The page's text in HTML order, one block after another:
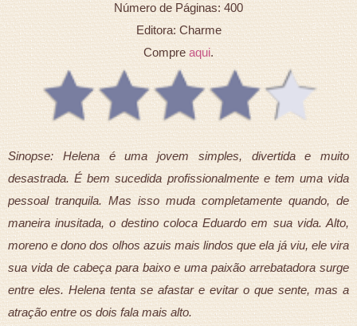
Número de Páginas: 400
Editora: Charme
Compreaqui.
Sinopse: Helena é uma jovem simples, divertida e muito
desastrada. É bem sucedida profissionalmente e tem uma vida
pessoal tranquila. Mas isso muda completamente quando, de
maneira inusitada, o destino coloca Eduardo em sua vida. Alto,
moreno e dono dos olhos azuis mais lindos que ela já viu, ele vira
sua vida de cabeça para baixo e uma paixão arrebatadora surge
entre eles. Helena tenta se afastar e evitar o que sente, mas a
atração entre os dois fala mais alto.